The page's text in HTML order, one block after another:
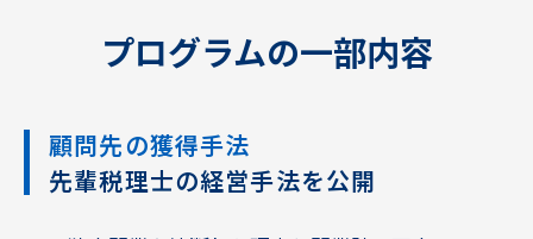
プログラムの一部内容
顧問先の獲得手法
先輩税理士の経営手法を公開